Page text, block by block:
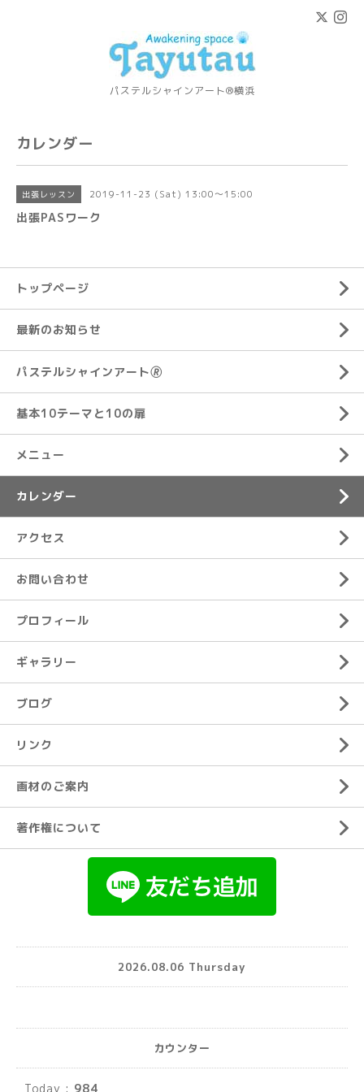
パステルシャインアート®横浜
カレンダー
出張レッスン 2019-11-23 (Sat) 13:00～15:00
出張PASワーク
トップページ
最新のお知らせ
パステルシャインアート🄬
基本10テーマと10の扉
メニュー
カレンダー
アクセス
お問い合わせ
プロフィール
ギャラリー
ブログ
リンク
画材のご案内
著作権について
2026.08.06 Thursday
カウンター
Today : 984